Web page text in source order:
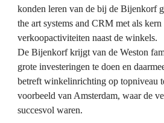
konden leren van de bij de Bijenkorf
the art systems and CRM met als
verkoopactiviteiten naast de winkels.
De Bijenkorf krijgt van de Weston
grote investeringen te doen en
betreft winkelinrichting op topniveau
voorbeeld van Amsterdam, waar de
succesvol waren.